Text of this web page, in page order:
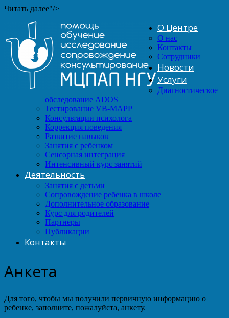
Читать далее"/>
О Центре
О нас
Контакты
Сотрудники
Новости
Услуги
Диагностическое
обследование ADOS
Тестирование VB-MAPP
Консультации психолога
Коррекция поведения
Развитие навыков
Занятия с ребенком
Сенсорная интеграция
Интенсивный курс занятий
Деятельность
Занятия с детьми
Сопровождение ребенка в школе
Дополнительное образование
Курс для родителей
Партнеры
Публикации
Контакты
Анкета
Для того, чтобы мы получили первичную информацию о
ребенке, заполните, пожалуйста, анкету.